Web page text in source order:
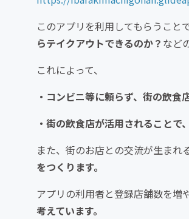
このアプリを利用してもらうこと
らテイクアウトできるのか？ など
これによって、
・コンビニ等に頼らず、 街の飲食
・街の飲食店が活用されることで、
また、街のお店との交流が生まれ
をつくります。
アプリの利用者と登録店舗数を増
考えています。